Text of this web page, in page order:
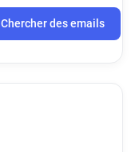
Chercher des emails